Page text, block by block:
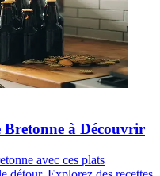
Bretonne à Découvrir
avec ces plats